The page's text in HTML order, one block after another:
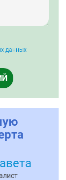
данных